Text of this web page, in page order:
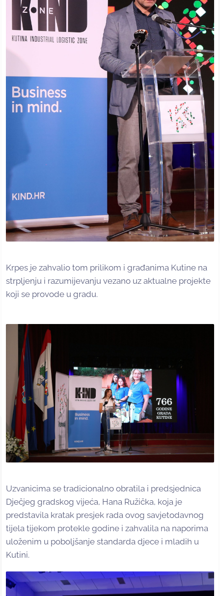
Krpes je zahvalio tom prilikom i građanima Kutine na
strpljenju i razumijevanju vezano uz aktualne projekte
koji se provode u gradu.
Uzvanicima se tradicionalno obratila i predsjednica
Dječjeg gradskog vijeća, Hana Ružička, koja je
predstavila kratak presjek rada ovog savjetodavnog
tijela tijekom protekle godine i zahvalila na naporima
uloženim u poboljšanje standarda djece i mladih u
Kutini.